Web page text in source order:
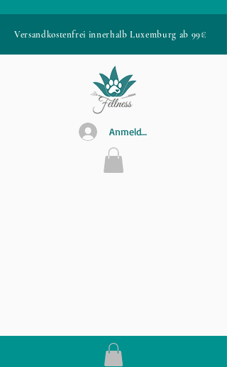
Versandkostenfrei innerhalb Luxemburg ab 99€
Anmelden